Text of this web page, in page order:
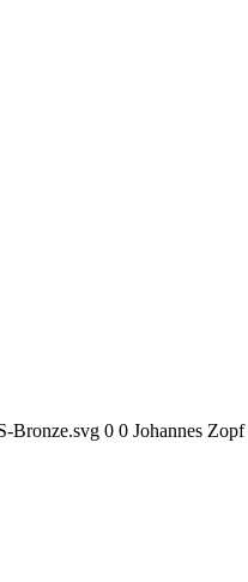
Bronze.svg 0 0 Johannes Zopf